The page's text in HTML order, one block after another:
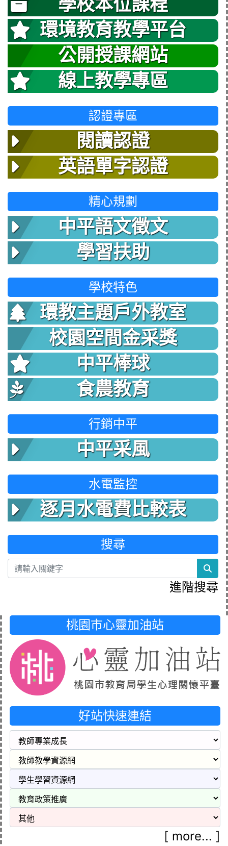
學校本位課程
環境教育教學平台
公開授課網站
線上教學專區
認證專區
閱讀認證
英語單字認證
精心規劃
中平語文徵文
學習扶助
學校特色
環教主題戶外教室
校園空間金采獎
中平棒球
食農教育
行銷中平
中平采風
水電監控
逐月水電費比較表
搜尋
進階搜尋
桃園市心靈加油站
好站快速連結
[ more... ]